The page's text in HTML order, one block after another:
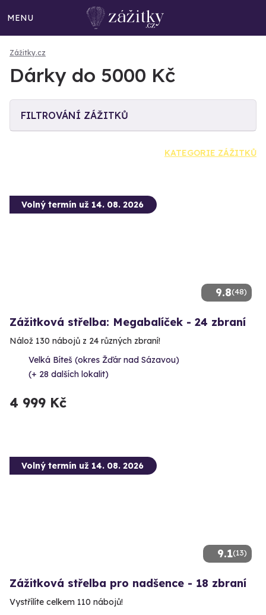
MENU
Zážitky.cz
Dárky do 5000 Kč
FILTROVÁNÍ ZÁŽITKŮ
KATEGORIE ZÁŽITKŮ
9.8(48)
Volný termín už 14. 08. 2026
Zážitková střelba: Megabalíček - 24 zbraní
Nálož 130 nábojů z 24 různých zbraní!
Velká Bíteš (okres Žďár nad Sázavou)
(+ 28 dalších lokalit)
4 999 Kč
9.1(13)
Volný termín už 14. 08. 2026
Zážitková střelba pro nadšence - 18 zbraní
Vystřílíte celkem 110 nábojů!